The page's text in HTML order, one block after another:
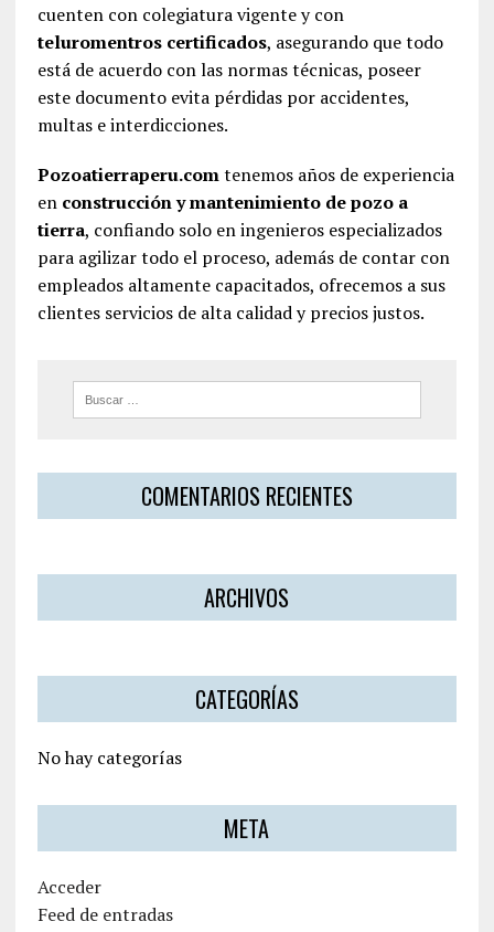
cuenten con colegiatura vigente y con
teluromentros certificados, asegurando que todo
está de acuerdo con las normas técnicas, poseer
este documento evita pérdidas por accidentes,
multas e interdicciones.
Pozoatierraperu.comtenemos años de experiencia
en construcción y mantenimiento de pozo a
tierra, confiando solo en ingenieros especializados
para agilizar todo el proceso, además de contar con
empleados altamente capacitados, ofrecemos a sus
clientes servicios de alta calidad y precios justos.
COMENTARIOS RECIENTES
ARCHIVOS
CATEGORÍAS
No hay categorías
META
Acceder
Feed de entradas